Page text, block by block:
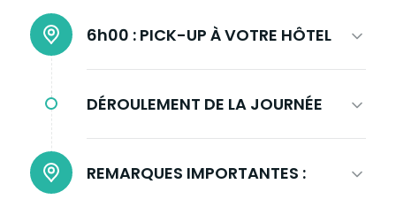
6h00 : PICK-UP À VOTRE HÔTEL
DÉROULEMENT DE LA JOURNÉE
REMARQUES IMPORTANTES :